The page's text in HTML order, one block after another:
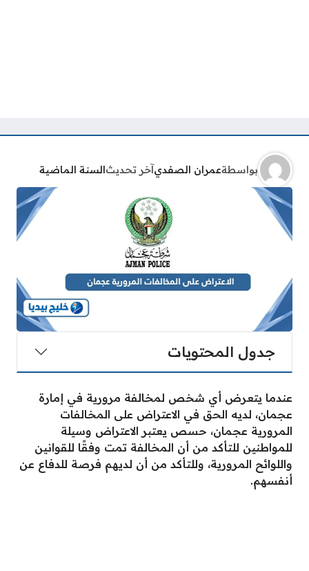
بواسطةعمران الصفديآخر تحديثالسنة الماضية
جدول المحتويات
عندما يتعرض أي شخص لمخالفة مرورية في إمارة
عجمان، لديه الحق في الاعتراض على المخالفات
المرورية عجمان، حسص يعتبر الاعتراض وسيلة
للمواطنين للتأكد من أن المخالفة تمت وفقًا للقوانين
واللوائح المرورية، وللتأكد من أن لديهم فرصة للدفاع عن
أنفسهم.